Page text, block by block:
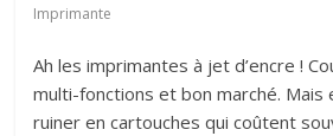
Imprimante
Ah les imprimantes à jet d’encre !
multi-fonctions et bon marché. Mais
ruiner en cartouches qui coûtent